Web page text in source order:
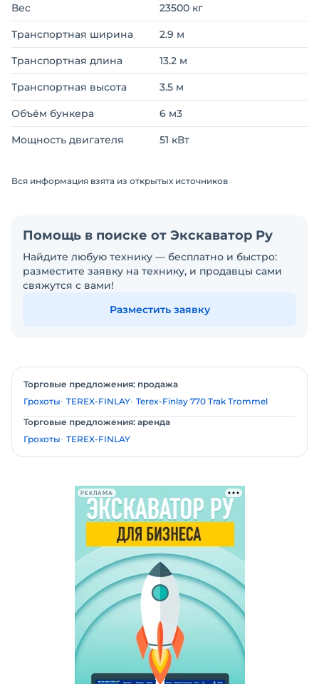
Вес 23500 кг
Транспортная ширина 2.9 м
Транспортная длина 13.2 м
Транспортная высота 3.5 м
Объём бункера 6 м3
Мощность двигателя 51 кВт
Вся информация взята из открытых источников
Помощь в поиске от Экскаватор Ру
Найдите любую технику — бесплатно и быстро:
разместите заявку на технику, и продавцы сами
свяжутся с вами!
Разместить заявку
Торговые предложения: продажа
Грохоты TEREX-FINLAY Terex-Finlay 770 Trak Trommel
Торговые предложения: аренда
Грохоты TEREX-FINLAY
РЕКЛАМА